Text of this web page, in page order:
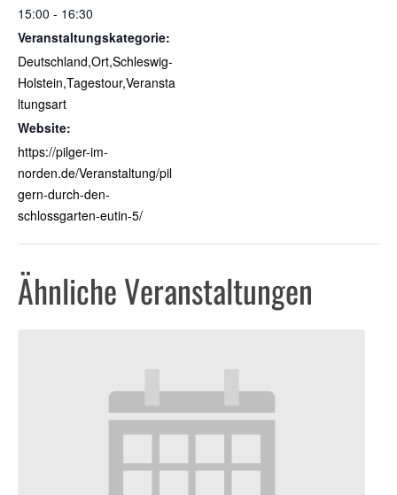
15:00 - 16:30
Veranstaltungskategorie:
Deutschland,Ort,Schleswig-
Holstein,Tagestour,Veransta
ltungsart
Website:
https://pilger-im-
norden.de/Veranstaltung/pil
gern-durch-den-
schlossgarten-eutin-5/
Ähnliche Veranstaltungen